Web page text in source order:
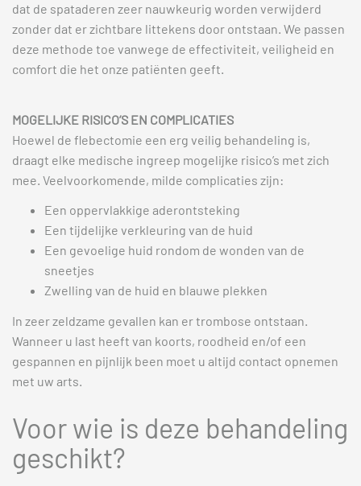
dat de spataderen zeer nauwkeurig worden verwijderd
zonder dat er zichtbare littekens door ontstaan. We passen
deze methode toe vanwege de effectiviteit, veiligheid en
comfort die het onze patiënten geeft.
MOGELIJKE RISICO’S EN COMPLICATIES
Hoewel de flebectomie een erg veilig behandeling is,
draagt elke medische ingreep mogelijke risico’s met zich
mee. Veelvoorkomende, milde complicaties zijn:
Een oppervlakkige aderontsteking
Een tijdelijke verkleuring van de huid
Een gevoelige huid rondom de wonden van de
sneetjes
Zwelling van de huid en blauwe plekken
In zeer zeldzame gevallen kan er trombose ontstaan.
Wanneer u last heeft van koorts, roodheid en/of een
gespannen en pijnlijk been moet u altijd contact opnemen
met uw arts.
Voor wie is deze behandeling
geschikt?